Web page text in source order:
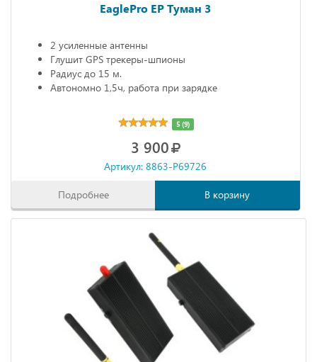
EaglePro EP Туман 3
2 усиленные антенны
Глушит GPS трекеры-шпионы
Радиус до 15 м.
Автономно 1,5ч, работа при зарядке
5 (9)
3 900
Артикул: 8863-P69726
Подробнее В корзину